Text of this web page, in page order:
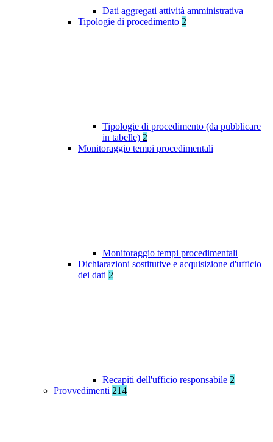
Dati aggregati attività amministrativa
Tipologie di procedimento 2
Tipologie di procedimento (da pubblicare
in tabelle) 2
Monitoraggio tempi procedimentali
Monitoraggio tempi procedimentali
Dichiarazioni sostitutive e acquisizione d'ufficio
dei dati 2
Recapiti dell'ufficio responsabile 2
Provvedimenti 214